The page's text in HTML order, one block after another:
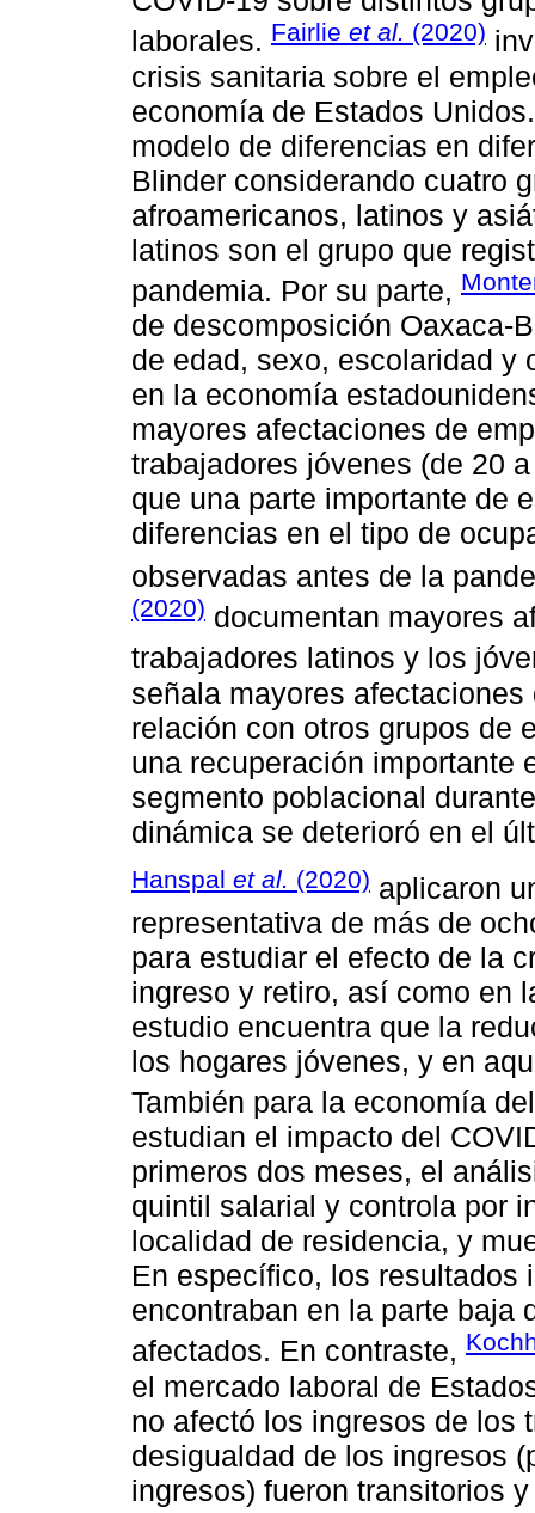
laborales. Fairlie et al. (2020)
crisis sanitaria sobre el
economía de Estados
modelo de diferencias en
Blinder considerando cuatro
afroamericanos, latinos y
latinos son el grupo que
pandemia. Por su parte,
de descomposición Oaxaca-
de edad, sexo, escolaridad y
en la economía
mayores afectaciones de
trabajadores jóvenes (de 20
que una parte importante de
diferencias en el tipo de
observadas antes de la
(2020) documentan mayores
trabajadores latinos y los
señala mayores
relación con otros grupos de
una recuperación importante
segmento poblacional
dinámica se deterioró en el
Hanspal et al. (2020) aplicaron
representativa de más de
para estudiar el efecto de la
ingreso y retiro, así como en
estudio encuentra que la
los hogares jóvenes, y en
También para la economía
estudian el impacto del
primeros dos meses, el
quintil salarial y controla por
localidad de residencia, y
En específico, los resultados
encontraban en la parte baja
afectados. En contraste,
el mercado laboral de
no afectó los ingresos de los
desigualdad de los ingresos
ingresos) fueron transitorios